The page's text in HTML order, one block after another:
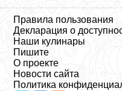
Правила пользования
Декларация о
Наши кулинары
Пишите
О проекте
Новости сайта
Политика